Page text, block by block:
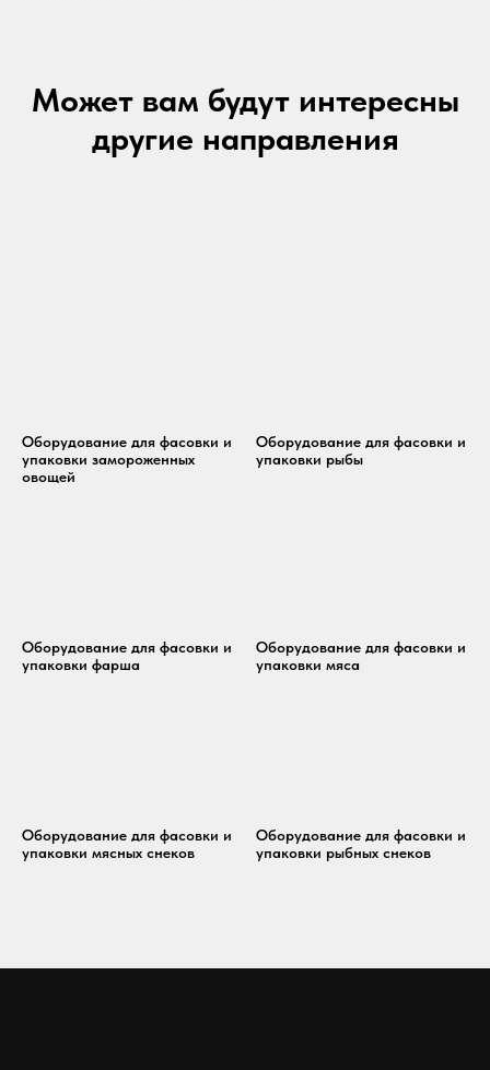
Может вам будут интересны
другие направления
Оборудование для фасовки и
упаковки замороженных
овощей
Оборудование для фасовки и
упаковки рыбы
Оборудование для фасовки и
упаковки фарша
Оборудование для фасовки и
упаковки мяса
Оборудование для фасовки и
упаковки мясных снеков
Оборудование для фасовки и
упаковки рыбных снеков